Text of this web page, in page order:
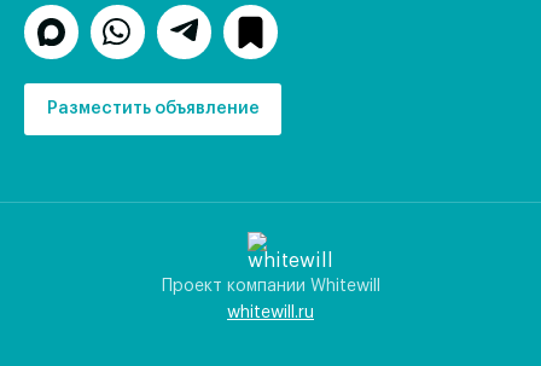
Разместить объявление
Проект компании Whitewill
whitewill.ru